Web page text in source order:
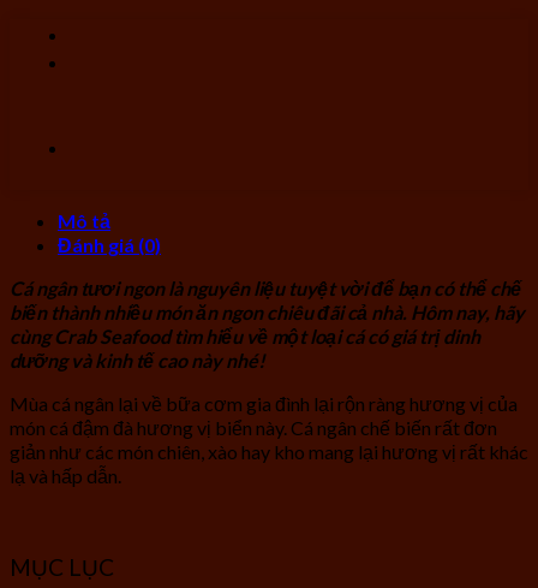
Mô tả
Đánh giá (0)
Cá ngân tươi ngon là nguyên liệu tuyệt vời để bạn có thể chế
biến thành nhiều món ăn ngon chiêu đãi cả nhà. Hôm nay, hãy
cùng Crab Seafood tìm hiểu về một loại cá có giá trị dinh
dưỡng và kinh tế cao này nhé!
Mùa cá ngân lại về bữa cơm gia đình lại rộn ràng hương vị của
món cá đậm đà hương vị biển này. Cá ngân chế biến rất đơn
giản như các món chiên, xào hay kho mang lại hương vị rất khác
lạ và hấp dẫn.
MỤC LỤC